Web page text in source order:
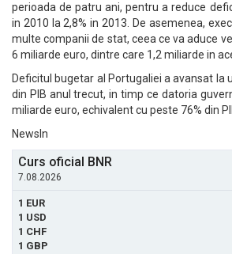
perioada de patru ani, pentru a reduce
in 2010 la 2,8% in 2013. De asemenea,
multe companii de stat, ceea ce va aduce
6 miliarde euro, dintre care 1,2 miliarde in
Deficitul bugetar al Portugaliei a avansat la
din PIB anul trecut, in timp ce datoria
miliarde euro, echivalent cu peste 76% din
NewsIn
Curs oficial BNR
7.08.2026
1 EUR
1 USD
1 CHF
1 GBP